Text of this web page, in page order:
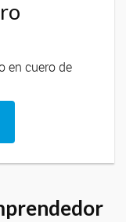
en cuero de